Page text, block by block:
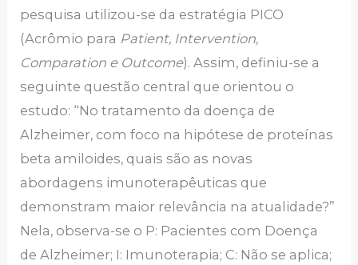
pesquisa utilizou-se da estratégia PICO
(Acrômio para Patient, Intervention,
Comparation e Outcome). Assim, definiu-se a
seguinte questão central que orientou o
estudo: “No tratamento da doença de
Alzheimer, com foco na hipótese de proteínas
beta amiloides, quais são as novas
abordagens imunoterapêuticas que
demonstram maior relevância na atualidade?”
Nela, observa-se o P: Pacientes com Doença
de Alzheimer; I: Imunoterapia; C: Não se aplica;